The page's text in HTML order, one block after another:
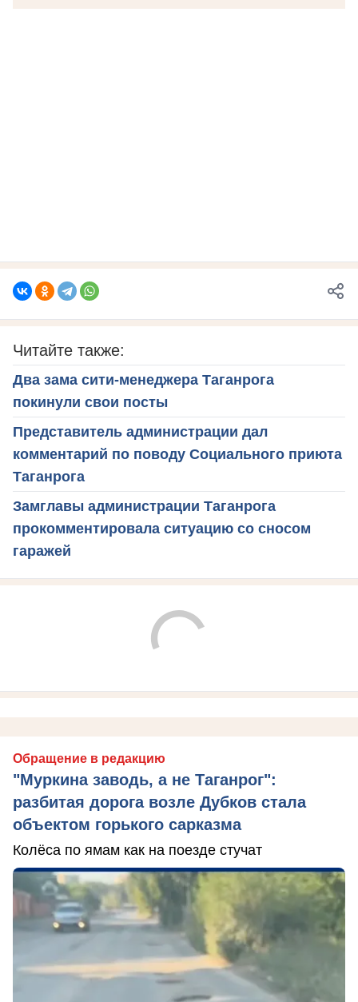
Читайте также:
Два зама сити-менеджера Таганрога
покинули свои посты
Представитель администрации дал
комментарий по поводу Социального приюта
Таганрога
Замглавы администрации Таганрога
прокомментировала ситуацию со сносом
гаражей
Обращение в редакцию
"Муркина заводь, а не Таганрог":
разбитая дорога возле Дубков стала
объектом горького сарказма
Колёса по ямам как на поезде стучат